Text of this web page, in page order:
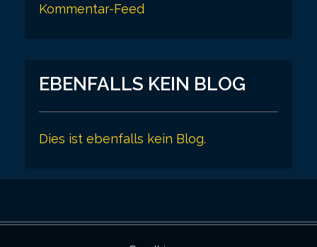
Kommentar-Feed
EBENFALLS KEIN BLOG
Dies ist ebenfalls kein Blog.